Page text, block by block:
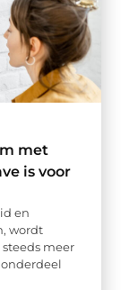
met
is voor
en
wordt
meer